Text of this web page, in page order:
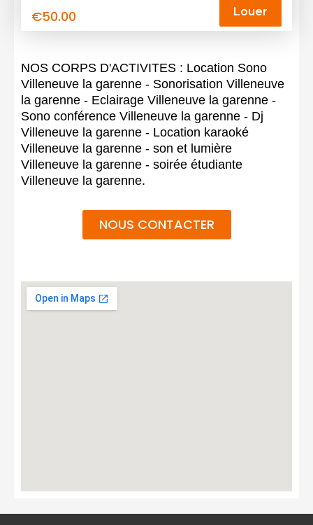
€50.00 Louer
NOS CORPS D'ACTIVITES : Location Sono
Villeneuve la garenne - Sonorisation Villeneuve
la garenne - Eclairage Villeneuve la garenne -
Sono conférence Villeneuve la garenne - Dj
Villeneuve la garenne - Location karaoké
Villeneuve la garenne - son et lumière
Villeneuve la garenne - soirée étudiante
Villeneuve la garenne.
NOUS CONTACTER